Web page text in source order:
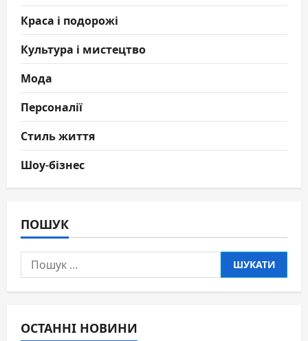
Краса і подорожі
Культура і мистецтво
Мода
Персоналії
Стиль життя
Шоу-бізнес
ПОШУК
Пошук:
ОСТАННІ НОВИНИ